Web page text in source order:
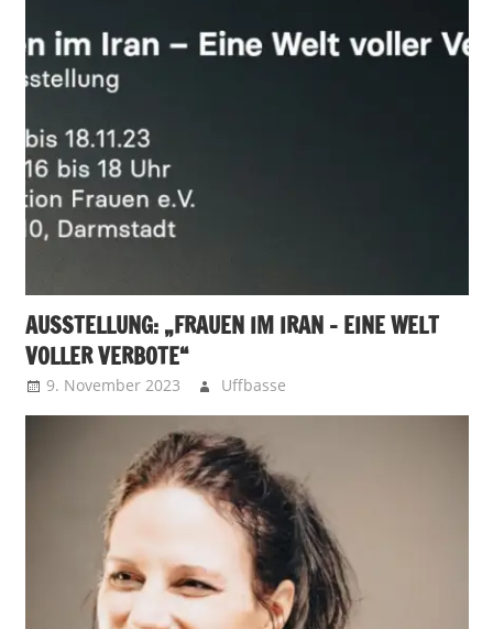
AUSSTELLUNG: „FRAUEN IM IRAN – EINE WELT
VOLLER VERBOTE“
9. November 2023 Uffbasse